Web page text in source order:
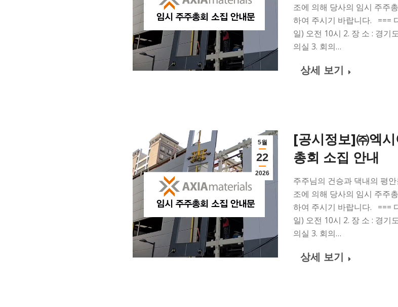
조에 의해 당사의 임시 주주
하여 주시기 바랍니다. ===
일) 오전 10시 2. 장 소 : 경기
의실 3. 회의…
상세 보기
5월
22
2026
[공시정보]㈜엑
총회 소집 안내
주주님의 건승과 댁내의 평
조에 의해 당사의 임시 주주
하여 주시기 바랍니다. ===
일) 오전 10시 2. 장 소 : 경기
의실 3. 회의…
상세 보기